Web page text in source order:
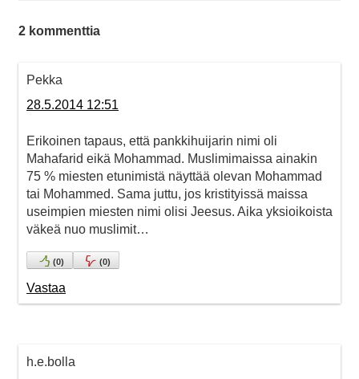
2 kommenttia
Pekka
28.5.2014 12:51
Erikoinen tapaus, että pankkihuijarin nimi oli
Mahafarid eikä Mohammad. Muslimimaissa ainakin
75 % miesten etunimistä näyttää olevan Mohammad
tai Mohammed. Sama juttu, jos kristityissä maissa
useimpien miesten nimi olisi Jeesus. Aika yksioikoista
väkeä nuo muslimit…
(0) (0)
Vastaa
h.e.bolla